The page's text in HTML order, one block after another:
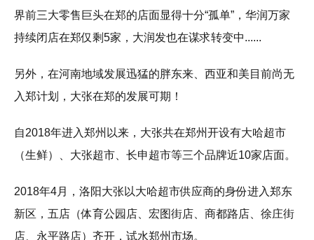
界前三大零售巨头在郑的店面显得十分“孤单”，华润万家
持续闭店在郑仅剩5家，大润发也在谋求转变中......
另外，在河南地域发展迅猛的胖东来、西亚和美目前尚无
入郑计划，大张在郑的发展可期！
自2018年进入郑州以来，大张共在郑州开设有大哈超市
（生鲜）、大张超市、长申超市等三个品牌近10家店面。
2018年4月，洛阳大张以大哈超市供应商的身份进入郑东
新区，五店（体育公园店、宏图街店、商都路店、徐庄街
店、永平路店）齐开，试水郑州市场。